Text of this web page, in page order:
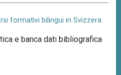
formativi bilingui in Svizzera
e banca dati bibliografica